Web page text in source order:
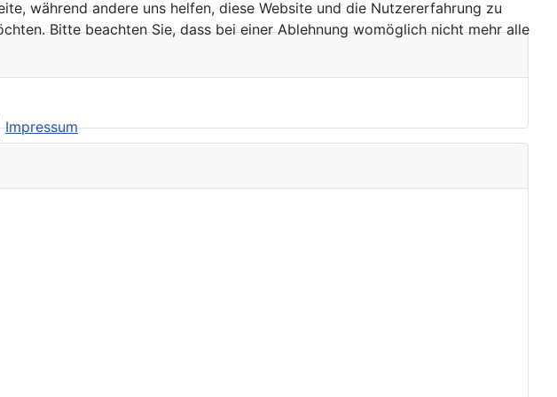
während andere uns helfen, diese Website und die Nutzererfahrung zu
Bitte beachten Sie, dass bei einer Ablehnung womöglich nicht mehr alle
Impressum